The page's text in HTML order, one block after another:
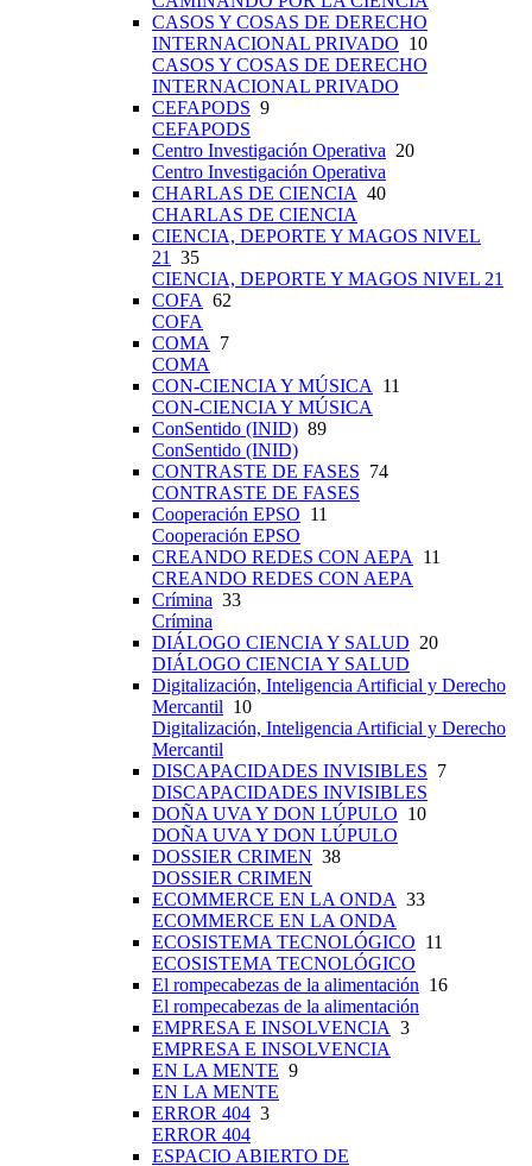
CASOS Y COSAS DE DERECHO
INTERNACIONAL PRIVADO 10
CASOS Y COSAS DE DERECHO
INTERNACIONAL PRIVADO
CEFAPODS 9
CEFAPODS
Centro Investigación Operativa 20
Centro Investigación Operativa
CHARLAS DE CIENCIA 40
CHARLAS DE CIENCIA
CIENCIA, DEPORTE Y MAGOS NIVEL
21
35
CIENCIA, DEPORTE Y MAGOS NIVEL 21
COFA 62
COFA
COMA
7
COMA
CON-CIENCIA Y MÚSICA
11
CON-CIENCIA Y MÚSICA
ConSentido (INID) 89
ConSentido (INID)
CONTRASTE DE FASES 74
CONTRASTE DE FASES
Cooperación EPSO 11
Cooperación EPSO
CREANDO REDES CON AEPA
11
CREANDO REDES CON AEPA
Crímina 33
Crímina
DIÁLOGO CIENCIA Y SALUD 20
DIÁLOGO CIENCIA Y SALUD
Digitalización, Inteligencia Artificial y Derecho
Mercantil 10
Digitalización, Inteligencia Artificial y Derecho
Mercantil
DISCAPACIDADES INVISIBLES 7
DISCAPACIDADES INVISIBLES
DOÑA UVA Y DON LÚPULO 10
DOÑA UVA Y DON LÚPULO
DOSSIER CRIMEN 38
DOSSIER CRIMEN
ECOMMERCE EN LA ONDA 33
ECOMMERCE EN LA ONDA
ECOSISTEMA TECNOLÓGICO 11
ECOSISTEMA TECNOLÓGICO
El rompecabezas de la alimentación 16
El rompecabezas de la alimentación
EMPRESA E INSOLVENCIA 3
EMPRESA E INSOLVENCIA
EN LA MENTE 9
EN LA MENTE
ERROR 404 3
ERROR 404
ESPACIO ABIERTO DE